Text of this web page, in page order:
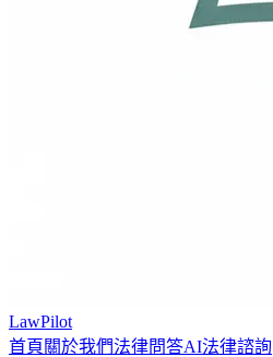
LawPilot
首頁 關於我們法律問答AI法律諮詢